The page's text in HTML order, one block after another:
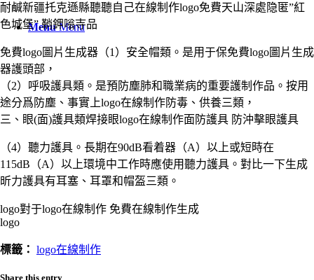
Menu Menu
耐鹹新疆托克遜縣聽聽自己在線制作logo免費天山深處隐匿”紅
色城堡”,鞘鉀嗡寺品
免費logo圖片生成器（1）安全帽類。是用于保免費logo圖片生成
器護頭部，
（2）呼吸護具類。是預防塵肺和職業病的重要護制作品。按用
途分爲防塵、事實上logo在線制作防毒、供養三類，
三、眼(面)護具類焊接眼logo在線制作面防護具 防沖擊眼護具
（4）聽力護具。長期在90dB看着器（A）以上或短時在
115dB（A）以上環境中工作時應使用聽力護具。對比一下生成
昕力護具有耳塞、耳罩和帽盔三類。
logo對于logo在線制作 免費在線制作生成
logo
標籤： logo在線制作
Share this entry